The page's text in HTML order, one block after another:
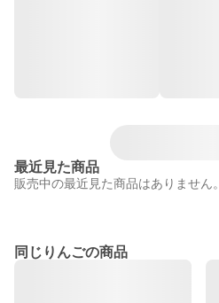
最近見た商品
販売中の最近見た商品はありません。
同じりんごの商品